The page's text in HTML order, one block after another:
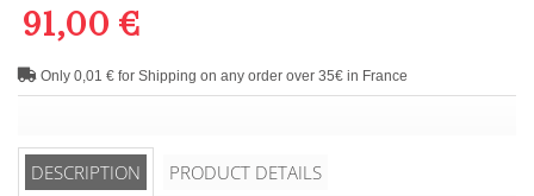
91,00 €
Only 0,01 € for Shipping on any order over 35€ in France
DESCRIPTION PRODUCT DETAILS